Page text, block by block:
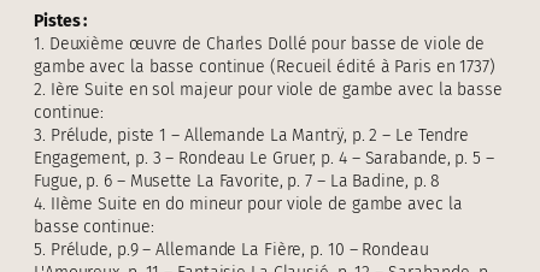
Pistes :
1. Deuxième œuvre de Charles Dollé pour basse de viole de
gambe avec la basse continue (Recueil édité à Paris en 1737)
2. Ière Suite en sol majeur pour viole de gambe avec la basse
continue:
3. Prélude, piste 1 – Allemande La Mantrÿ, p. 2 – Le Tendre
Engagement, p. 3 – Rondeau Le Gruer, p. 4 – Sarabande, p. 5 –
Fugue, p. 6 – Musette La Favorite, p. 7 – La Badine, p. 8
4. IIème Suite en do mineur pour viole de gambe avec la
basse continue:
5. Prélude, p.9 – Allemande La Fière, p. 10 – Rondeau